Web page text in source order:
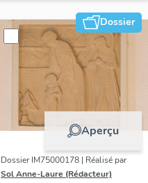
Dossier
Aperçu
Dossier IM75000178 | Réalisé par
Sol Anne-Laure (Rédacteur)